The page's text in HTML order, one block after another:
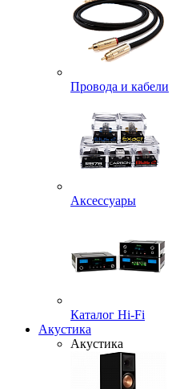
Провода и кабели
Аксессуары
Каталог Hi-Fi
Акустика
Акустика